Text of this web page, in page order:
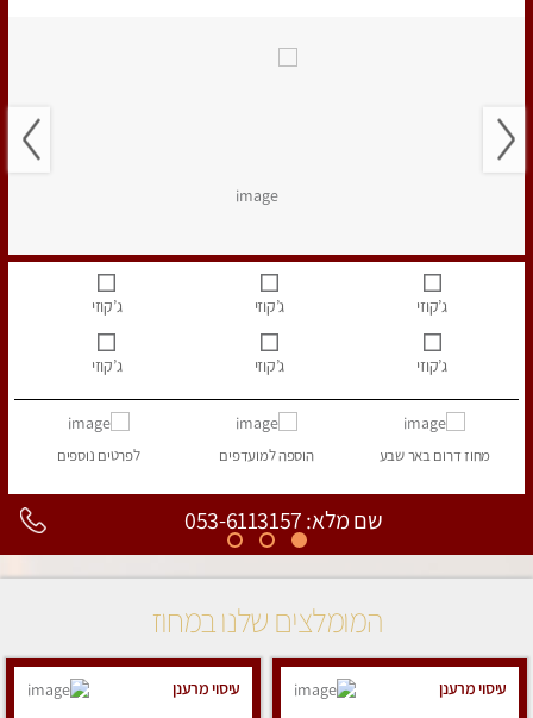
ג’קוזי ג’קוזי ג’קוזי
ג’קוזי ג’קוזי ג’קוזי
מחוז דרוםבאר שבע הוספהלמועדפים לפרטים נוספים
שם מלא: 053-6113157
המומלצים שלנו במחוז
עיסוי מרענן
עיסוי מרענן